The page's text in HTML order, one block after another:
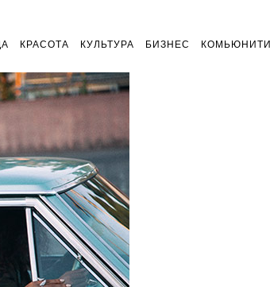
КРАСОТА КУЛЬТУРА БИЗНЕС КОМЬЮНИТИ